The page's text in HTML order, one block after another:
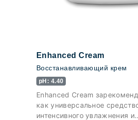
Enhanced Cream
Восстанавливающий крем
pH: 4.40
Enhanced Cream
как универсальное
интенсивного увлажнения и